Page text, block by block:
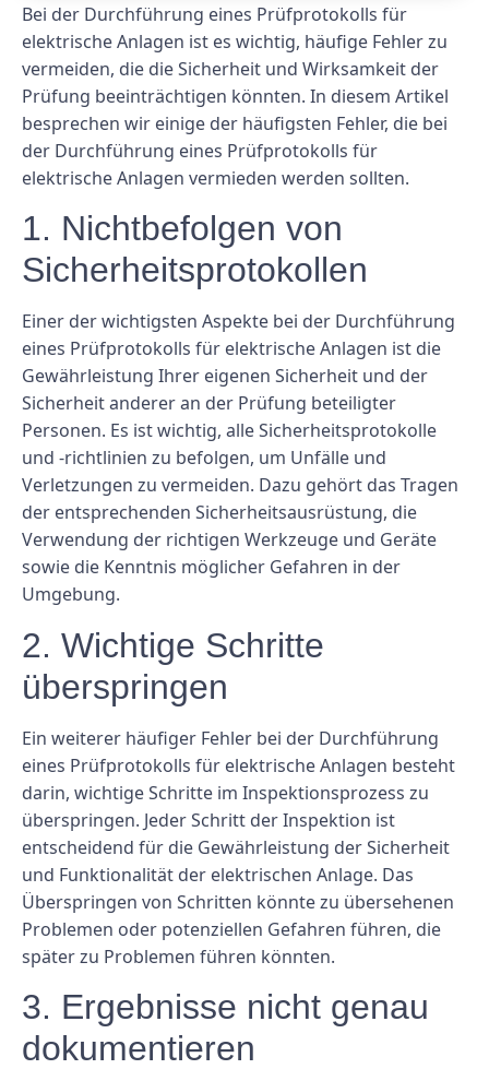
Bei der Durchführung eines Prüfprotokolls für
elektrische Anlagen ist es wichtig, häufige Fehler zu
vermeiden, die die Sicherheit und Wirksamkeit der
Prüfung beeinträchtigen könnten. In diesem Artikel
besprechen wir einige der häufigsten Fehler, die bei
der Durchführung eines Prüfprotokolls für
elektrische Anlagen vermieden werden sollten.
1. Nichtbefolgen von
Sicherheitsprotokollen
Einer der wichtigsten Aspekte bei der Durchführung
eines Prüfprotokolls für elektrische Anlagen ist die
Gewährleistung Ihrer eigenen Sicherheit und der
Sicherheit anderer an der Prüfung beteiligter
Personen. Es ist wichtig, alle Sicherheitsprotokolle
und -richtlinien zu befolgen, um Unfälle und
Verletzungen zu vermeiden. Dazu gehört das Tragen
der entsprechenden Sicherheitsausrüstung, die
Verwendung der richtigen Werkzeuge und Geräte
sowie die Kenntnis möglicher Gefahren in der
Umgebung.
2. Wichtige Schritte
überspringen
Ein weiterer häufiger Fehler bei der Durchführung
eines Prüfprotokolls für elektrische Anlagen besteht
darin, wichtige Schritte im Inspektionsprozess zu
überspringen. Jeder Schritt der Inspektion ist
entscheidend für die Gewährleistung der Sicherheit
und Funktionalität der elektrischen Anlage. Das
Überspringen von Schritten könnte zu übersehenen
Problemen oder potenziellen Gefahren führen, die
später zu Problemen führen könnten.
3. Ergebnisse nicht genau
dokumentieren